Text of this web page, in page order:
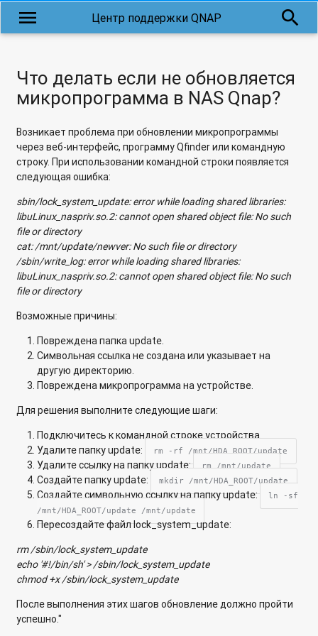
menu
Почему нельзя получить доступ к файловому iSCSI LUN,
Proxy-сервер?
Почему не отображаются дополнительные параметры в
если зайти не под учетной записью admin?
Почему сетевое хранилище QNAP в роли RODC (Read-Only
Domain Controller) может не подключаться к Windows
Скольким пользователям я могу предоставить доступ к
коллективной папке в Qsync?
Возможно ли к сетевым хранилищам серии TVS-x63
подключить несколько телевизоров?
USB 3.0?
Диск какого объема можно подключить к сетевому
хранилищу QNAP по USB/eSATA?
хранилища с помощью браузера Microsoft Edge?
Почему в Qfinder для некоторых устройств рядом с IP-
адресом отображается звездочка?
Сколько iSCSI целей и LUN можно создать на сетевом
хранилище QNAP?
Как настроить резервное копирование на накопителе так,
чтобы данные сжимались в zip-архив с уникальным
именем даты-времени?
Какой возможен максимальный объем для iSCSI LUN,
создаваемого на сетевом хранилище QNAP SMB?
Центр поддержки QNAP search
Что делать если не обновляется
микропрограмма в NAS Qnap?
Возникает проблема при обновлении микропрограммы
через веб-интерфейс, программу Qfinder или командную
строку. При использовании командной строки появляется
следующая ошибка:
sbin/lock_system_update: error while loading shared libraries:
libuLinux_naspriv.so.2: cannot open shared object file: No such
file or directory
cat: /mnt/update/newver: No such file or directory
/sbin/write_log: error while loading shared libraries:
libuLinux_naspriv.so.2: cannot open shared object file: No such
file or directory
Возможные причины:
Повреждена папка update.
Символьная ссылка не создана или указывает на
другую директорию.
Повреждена микропрограмма на устройстве.
Для решения выполните следующие шаги:
Подключитесь к командной строке устройства.
Удалите папку update:
rm -rf /mnt/HDA_ROOT/update
Удалите ссылку на папку update: rm /mnt/update
Создайте папку update: mkdir /mnt/HDA_ROOT/update
Создайте символьную ссылку на папку update:
ln -sf
/mnt/HDA_ROOT/update /mnt/update
Пересоздайте файл lock_system_update:
rm /sbin/lock_system_update
echo '#!/bin/sh' > /sbin/lock_system_update
chmod +x /sbin/lock_system_update
После выполнения этих шагов обновление должно пройти
успешно."